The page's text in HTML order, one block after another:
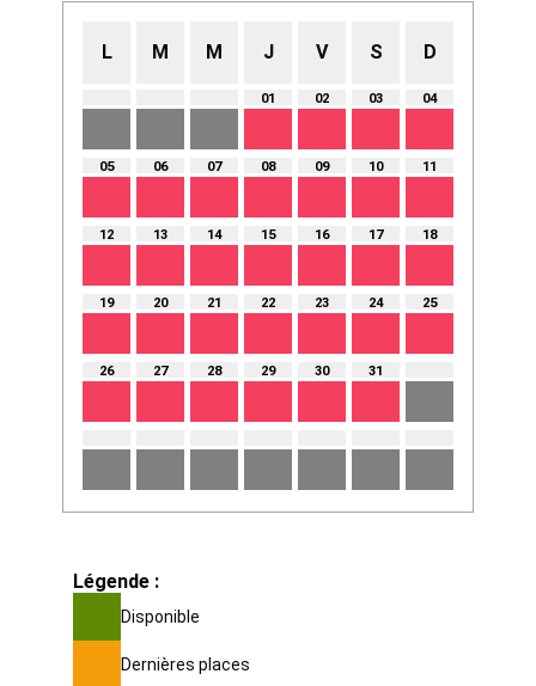
L M M J V S D
01 02 03 04
05 06 07 08 09 10 11
12 13 14 15 16 17 18
19 20 21 22 23 24 25
26 27 28 29 30 31
Légende :
Disponible
Dernières places